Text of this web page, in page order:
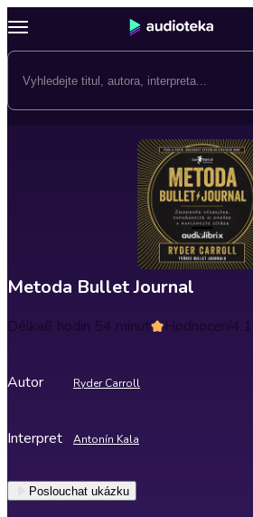
Metoda Bullet Journal
Délka6 hodin 54 minut Hodnocení4.1
Autor Ryder Carroll
Interpret Antonín Kala
Poslouchat ukázku